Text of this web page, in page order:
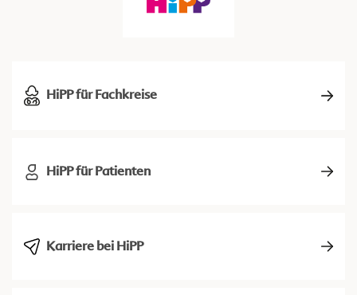
HiPP für Fachkreise
HiPP für Patienten
Karriere bei HiPP